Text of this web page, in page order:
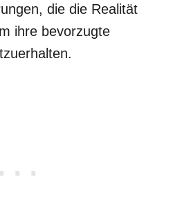
die die Realität
ihre bevorzugte